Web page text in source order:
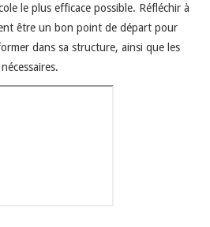
le plus efficace possible. Réfléchir à
être un bon point de départ pour
dans sa structure, ainsi que les